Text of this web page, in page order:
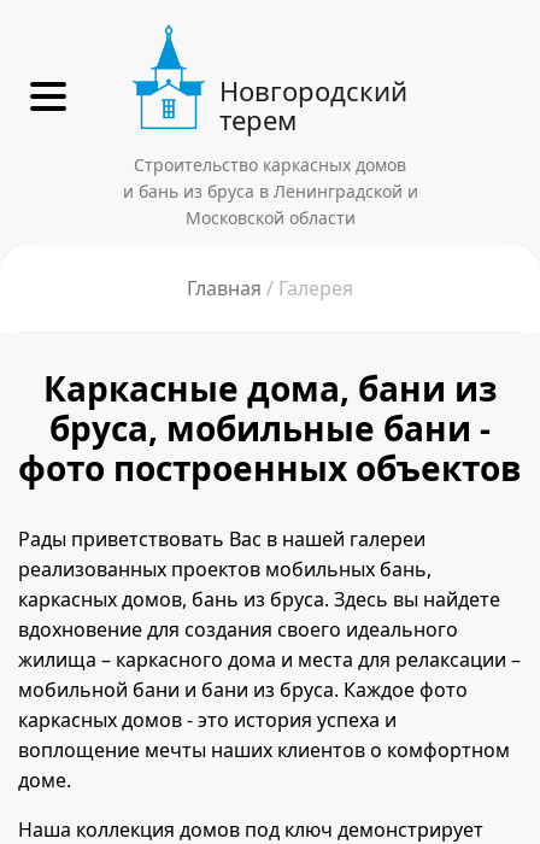
Новгородский
терем
Строительство каркасных домов
и бань из бруса в Ленинградской и
Московской области
Главная Галерея
Каркасные дома, бани из
бруса, мобильные бани -
фото построенных объектов
Рады приветствовать Вас в нашей галереи
реализованных проектов мобильных бань,
каркасных домов, бань из бруса. Здесь вы найдете
вдохновение для создания своего идеального
жилища – каркасного дома и места для релаксации –
мобильной бани и бани из бруса. Каждое фото
каркасных домов - это история успеха и
воплощение мечты наших клиентов о комфортном
доме.
Наша коллекция домов под ключ демонстрирует